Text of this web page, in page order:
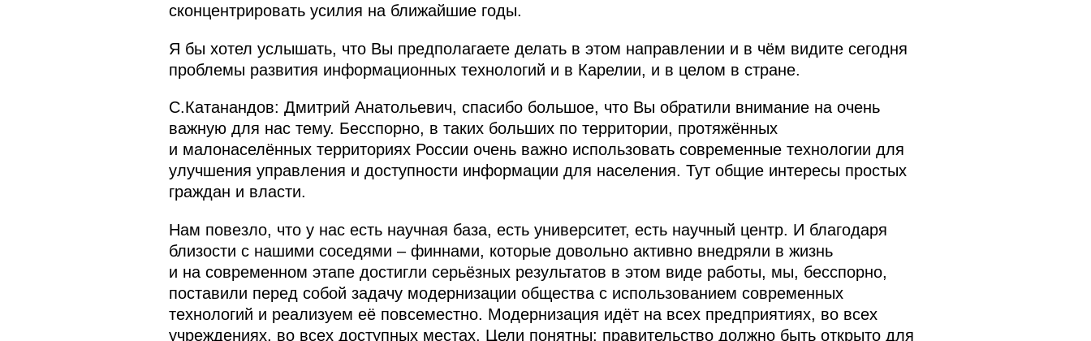
сконцентрировать усилия на ближайшие годы.
Я бы хотел услышать, что Вы предполагаете делать в этом направлении и в чём видите сегодня
проблемы развития информационных технологий и в Карелии, и в целом в стране.
С.Катанандов: Дмитрий Анатольевич, спасибо большое, что Вы обратили внимание на очень
важную для нас тему. Бесспорно, в таких больших по территории, протяжённых
и малонаселённых территориях России очень важно использовать современные технологии для
улучшения управления и доступности информации для населения. Тут общие интересы простых
граждан и власти.
Нам повезло, что у нас есть научная база, есть университет, есть научный центр. И благодаря
близости с нашими соседями – финнами, которые довольно активно внедряли в жизнь
и на современном этапе достигли серьёзных результатов в этом виде работы, мы, бесспорно,
поставили перед собой задачу модернизации общества с использованием современных
технологий и реализуем её повсеместно. Модернизация идёт на всех предприятиях, во всех
учреждениях, во всех доступных местах. Цели понятны: правительство должно быть открыто для